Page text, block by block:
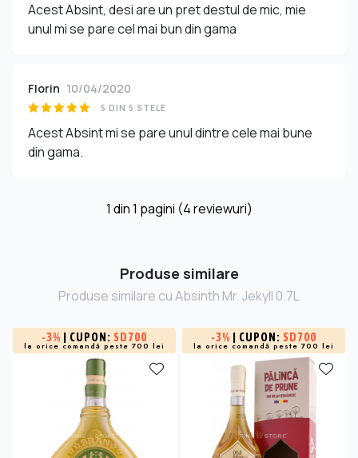
Acest Absint, desi are un pret destul de mic, mie
unul mi se pare cel mai bun din gama
Florin 10/04/2020
5 DIN 5 STELE
Acest Absint mi se pare unul dintre cele mai bune
din gama.
1 din1 pagini (4 reviewuri)
Produse similare
Produse similare cu Absinth Mr. Jekyll 0.7L
-3% | CUPON: SD700
la orice comandă peste 700 lei
-3% | CUPON: SD700
la orice comandă peste 700 lei